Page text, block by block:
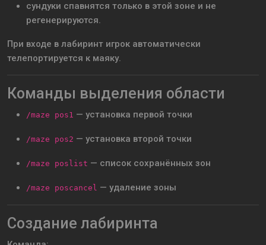
сундуки спавнятся только в этой зоне и не
регенерируются.
При входе в лабиринт игрок автоматически
телепортируется к маяку.
Команды выделения области
/maze pos1 — установка первой точки
/maze pos2 — установка второй точки
/maze poslist — список сохранённых зон
/maze poscancel — удаление зоны
Создание лабиринта